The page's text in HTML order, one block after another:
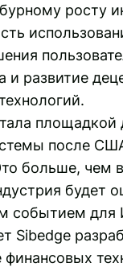
росту
и развитие
после
больше, чем
будет
событием
Sibedge